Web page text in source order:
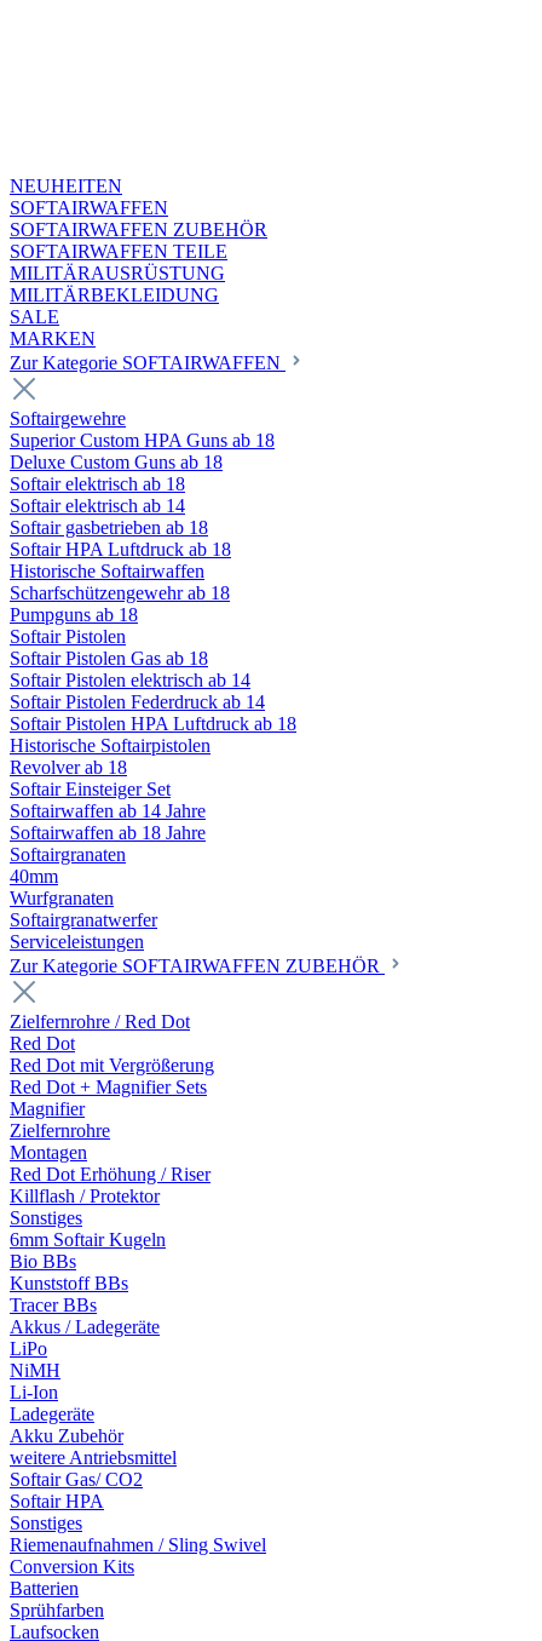
NEUHEITEN
SOFTAIRWAFFEN
SOFTAIRWAFFEN ZUBEHÖR
SOFTAIRWAFFEN TEILE
MILITÄRAUSRÜSTUNG
MILITÄRBEKLEIDUNG
SALE
MARKEN
Zur Kategorie SOFTAIRWAFFEN
Softairgewehre
Superior Custom HPA Guns ab 18
Deluxe Custom Guns ab 18
Softair elektrisch ab 18
Softair elektrisch ab 14
Softair gasbetrieben ab 18
Softair HPA Luftdruck ab 18
Historische Softairwaffen
Scharfschützengewehr ab 18
Pumpguns ab 18
Softair Pistolen
Softair Pistolen Gas ab 18
Softair Pistolen elektrisch ab 14
Softair Pistolen Federdruck ab 14
Softair Pistolen HPA Luftdruck ab 18
Historische Softairpistolen
Revolver ab 18
Softair Einsteiger Set
Softairwaffen ab 14 Jahre
Softairwaffen ab 18 Jahre
Softairgranaten
40mm
Wurfgranaten
Softairgranatwerfer
Serviceleistungen
Zur Kategorie SOFTAIRWAFFEN ZUBEHÖR
Zielfernrohre / Red Dot
Red Dot
Red Dot mit Vergrößerung
Red Dot + Magnifier Sets
Magnifier
Zielfernrohre
Montagen
Red Dot Erhöhung / Riser
Killflash / Protektor
Sonstiges
6mm Softair Kugeln
Bio BBs
Kunststoff BBs
Tracer BBs
Akkus / Ladegeräte
LiPo
NiMH
Li-Ion
Ladegeräte
Akku Zubehör
weitere Antriebsmittel
Softair Gas/ CO2
Softair HPA
Sonstiges
Riemenaufnahmen / Sling Swivel
Conversion Kits
Batterien
Sprühfarben
Laufsocken